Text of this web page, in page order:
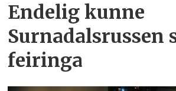
Endelig kunne
Surnadalsrussen
feiringa